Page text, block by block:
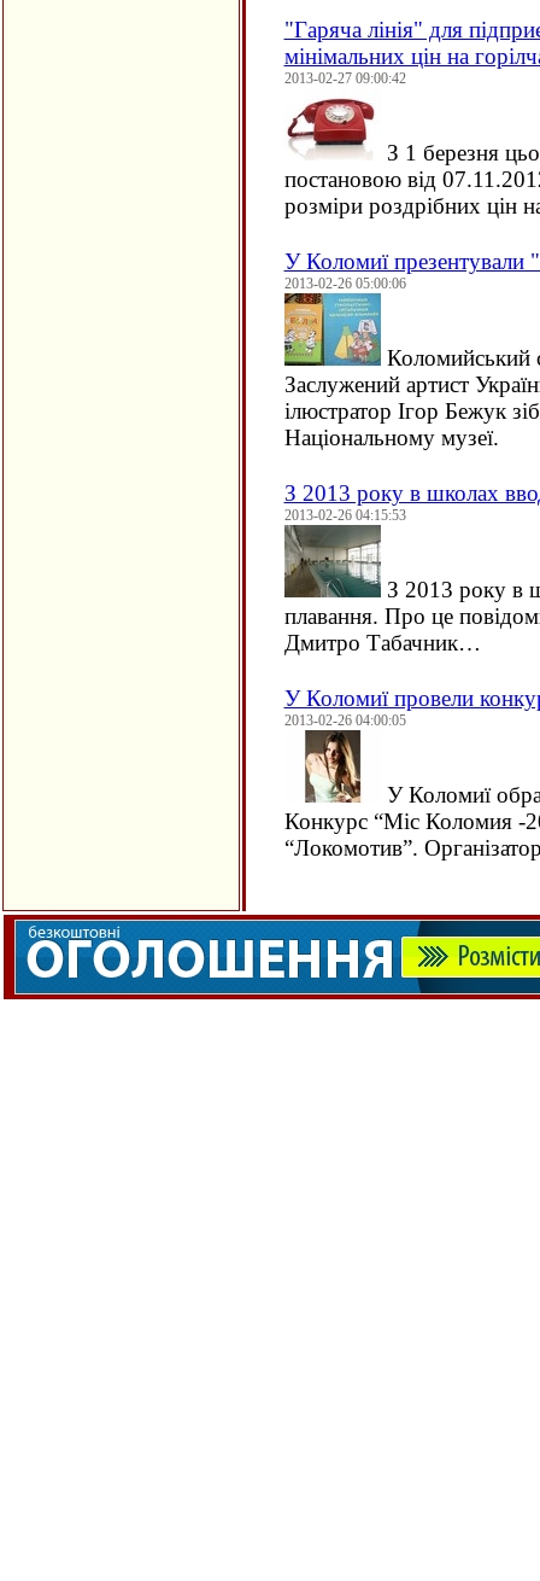
"Гаряча лінія" для
мінімальних цін на
2013-02-27 09:00:42
З 1 березня
постановою від
розміри роздрібних цін
У Коломиї презентували
2013-02-26 05:00:06
Коломийський
Заслужений артист
ілюстратор Ігор Бежук
Національному музеї.
З 2013 року в школах
2013-02-26 04:15:53
З 2013 року в
плавання. Про це
Дмитро Табачник…
У Коломиї провели
2013-02-26 04:00:05
У Коломиї
Конкурс “Міс Коломия -
“Локомотив”.